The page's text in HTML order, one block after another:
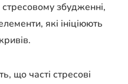
збудженні,
які ініціюють
що часті стресові